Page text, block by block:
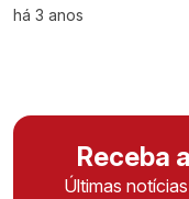
há 3 anos
Receba
Últimas